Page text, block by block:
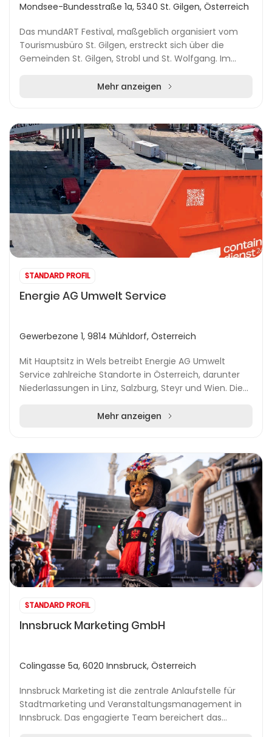
Mondsee-Bundesstraße 1a, 5340 St. Gilgen, Österreich
Das mundART Festival, maßgeblich organisiert vom
Tourismusbüro St. Gilgen, erstreckt sich über die
Gemeinden St. Gilgen, Strobl und St. Wolfgang. Im
Mehr anzeigen
STANDARD PROFIL
Energie AG Umwelt Service
Gewerbezone 1, 9814 Mühldorf, Österreich
Mit Hauptsitz in Wels betreibt Energie AG Umwelt
Service zahlreiche Standorte in Österreich, darunter
Niederlassungen in Linz, Salzburg, Steyr und Wien. Die
Mehr anzeigen
STANDARD PROFIL
Innsbruck Marketing GmbH
Colingasse 5a, 6020 Innsbruck, Österreich
Innsbruck Marketing ist die zentrale Anlaufstelle für
Stadtmarketing und Veranstaltungsmanagement in
Innsbruck. Das engagierte Team bereichert das